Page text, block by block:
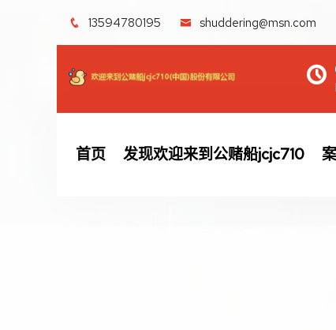
13594780195 shuddering@msn.com
首页 发现欢迎来到公赌船jcjc710